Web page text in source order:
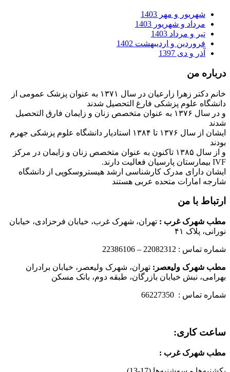
شهریور و مهر 1403
مرداد و شهریور 1403
تیر و مرداد 1403
فروردین و اردیبهشت 1402
آذر و دی 1397
درباره من
خانم دکتر زهرا زارعیان در سال ۱۳۷۱ به عنوان پزشک عمومی از
دانشگاه علوم پزشکی فارغ التحصیل شدند
و در سال ۱۳۷۶ به عنوان متخصص زنان و زایمان فارق التحصیل
شدند
ایشان از سال ۱۳۷۶ تا ۱۳۸۴ استادیار دانشگاه علوم پزشکی جهرم
بودند
و از سال ۱۳۸۵ تاکنون به عنوان متخصص زنان و زایمان در مرکز
IVF بیمارستان پارسیان فعالیت دارند.
ایشان دارای مدرک کارشناسی ارشد هیستروسکوپی از دانشگاه
شارجه امارات متحده عربی هستند
ارتباط با من
مطب شهرک غرب : تهران، شهرک غرب، خیابان فرحزادی، خیابان
نورانی، پلاک ۴۱
شماره تماس : 22082312 – 22386106
مطب شهرک ولیعصر: تهران، شهرک ولیعصر، خیابان برادران
بهرامی، نبش خیابان بازرگان، طبقه دوم، بانک مسکن
شماره تماس : 66227350
ساعت کاری:
مطب شهرک غرب :